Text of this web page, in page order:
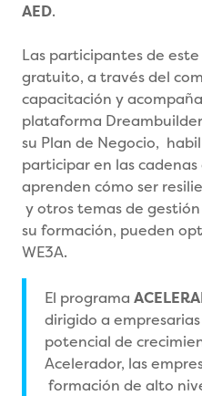
AED.
Las participantes de
gratuito, a través del
capacitación y
plataforma
su Plan de Negocio,
participar en las
aprenden cómo ser
y otros temas de
su formación, pueden
WE3A.
El programa
dirigido a
potencial de
Acelerador, las
formación de alto